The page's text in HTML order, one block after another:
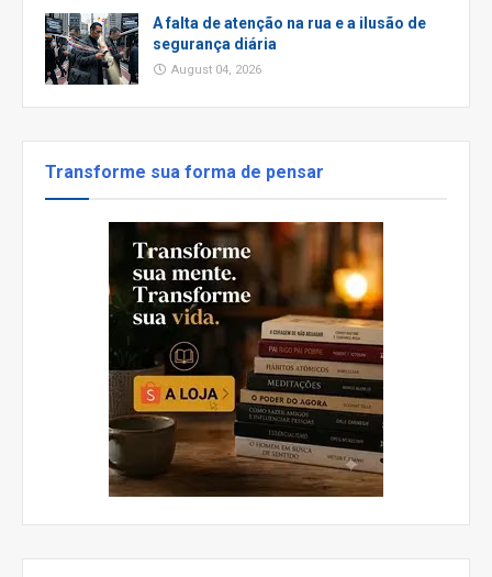
A falta de atenção na rua e a ilusão de
segurança diária
August 04, 2026
Transforme sua forma de pensar